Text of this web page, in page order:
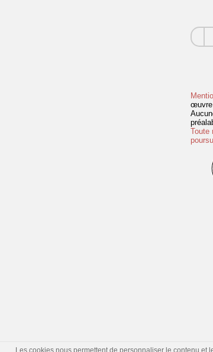
œuvre
Toute
Les cookies nous permettent de personnaliser le contenu